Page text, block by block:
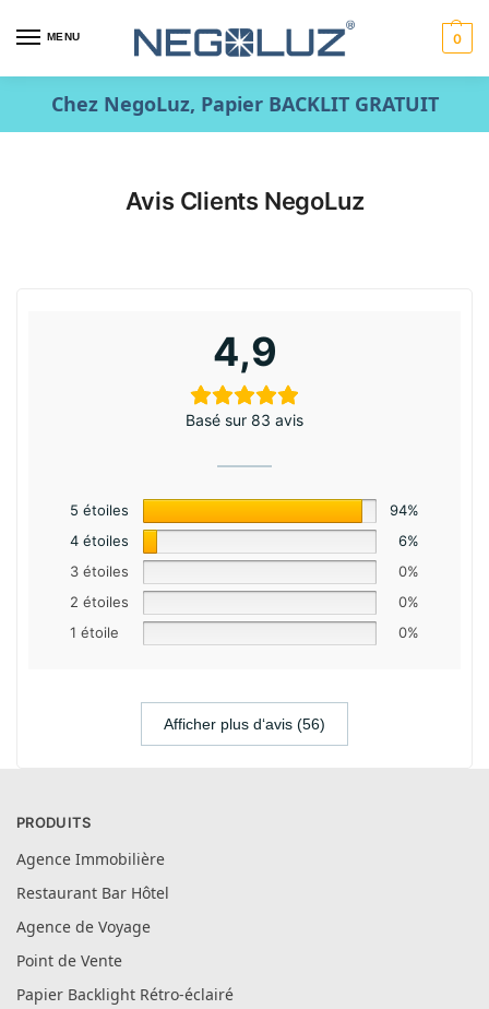
MENU 0
Chez NegoLuz, Papier BACKLIT GRATUIT
Avis Clients NegoLuz
4,9
Basé sur 83 avis
5 étoiles
94%
4 étoiles
6%
3 étoiles
0%
2 étoiles
0%
1 étoile
0%
Afficher plus d‘avis (56)
PRODUITS
Agence Immobilière
Restaurant Bar Hôtel
Agence de Voyage
Point de Vente
Papier Backlight Rétro-éclairé